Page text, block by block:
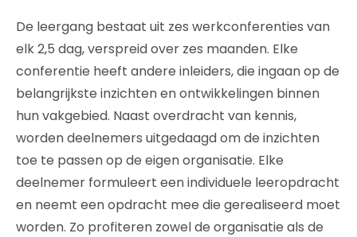
De leergang bestaat uit zes werkconferenties van
elk 2,5 dag, verspreid over zes maanden. Elke
conferentie heeft andere inleiders, die ingaan op de
belangrijkste inzichten en ontwikkelingen binnen
hun vakgebied. Naast overdracht van kennis,
worden deelnemers uitgedaagd om de inzichten
toe te passen op de eigen organisatie. Elke
deelnemer formuleert een individuele leeropdracht
en neemt een opdracht mee die gerealiseerd moet
worden. Zo profiteren zowel de organisatie als de